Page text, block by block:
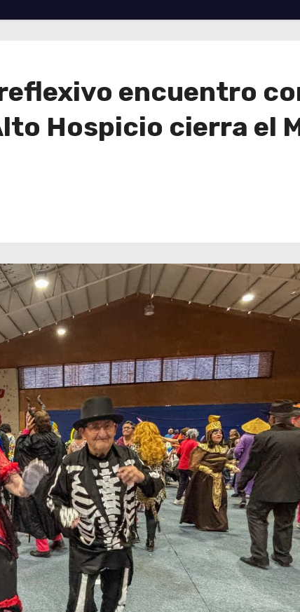
encuentro
Hospicio cierra el